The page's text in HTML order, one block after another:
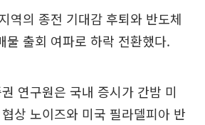
역의 종전 기대감 후퇴와 반도체
물 출회 여파로 하락 전환했다.
연구원은 국내 증시가 간밤 미
상 노이즈와 미국 필라델피아 반